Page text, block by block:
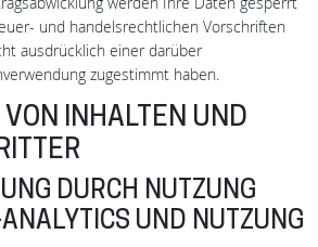
werden Ihre Daten gesperrt
und handelsrechtlichen Vorschriften
ausdrücklich einer darüber
zugestimmt haben.
INHALTEN UND
DURCH NUTZUNG
UND NUTZUNG